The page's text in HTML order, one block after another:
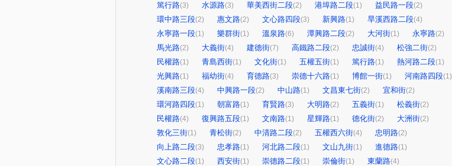
篤行路(3) 水源路(3) 華美西街二段(2) 港埠路二段(1) 益民路一段(2)
環中路三段(2) 惠文路(2) 文心路四段(3) 新興路(1) 旱溪西路二段(4)
永寧路一段(1) 樂群街(1) 溫泉路(6) 潭興路二段(2) 大河街(1) 永寧路(2)
馬光路(2) 大義街(4) 建德街(7) 高鐵路二段(2) 忠誠街(4) 松強二街(2)
民權路(1) 青島西街(1) 文化街(1) 五權五街(1) 篤行路(1) 熱河路二段(1)
光興路(1) 福幼街(4) 育德路(3) 崇德十六路(1) 博館一街(1) 河南路四段(1)
溪南路三段(4) 中興路一段(2) 中山路(1) 文昌東七街(2) 宜和街(2)
環河路四段(1) 朝富路(1) 育賢路(3) 大明路(2) 五義街(1) 松義街(2)
民權路(4) 復興路五段(1) 文南路(1) 星輝路(1) 德化街(2) 大洲街(2)
敦化三街(1) 青松街(2) 中清路二段(2) 五權西六街(4) 忠明路(2)
向上路二段(3) 忠孝路(1) 河北路二段(1) 文山九街(1) 進德路(1)
文心路二段(1) 西安街(1) 崇德路二段(1) 崇倫街(1) 東蘭路(4)